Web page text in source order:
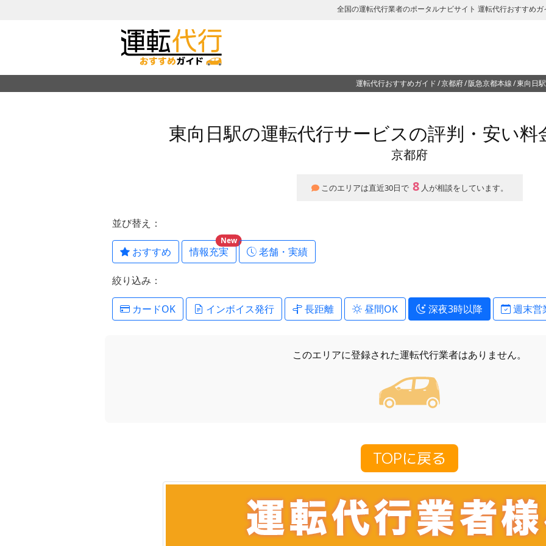
全国の運転代行業者のポータルナビサイト 運転代行おすすめ
運転代行おすすめガイド 京都府 阪急京都本線 東向日
東向日駅の運転代行サービスの評判・安い
京都府
このエリアは直近30日で 8 人が相談をしています。
並び替え：
おすすめ 情報充実
New
老舗・実績
絞り込み：
カードOK インボイス発行 長距離 昼間OK 深夜3時以降 週末営
このエリアに登録された運転代行業者はありません。
TOPに戻る